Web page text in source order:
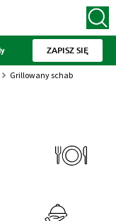
ZAPISZ SIĘ
Grillowany schab